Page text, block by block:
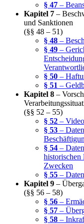
§ 47 –
Kapitel 7 –
und Sanktionen
(§§ 48 – 51)
§ 48 –
§ 49 –
§ 50 –
§ 51 –
Kapitel 8 –
(§§ 52 – 55)
§ 52 –
§ 53 –
§ 54 –
historischen
Zwecken
§ 55 –
Kapitel 9 –
(§§ 56 – 58)
§ 56 –
§ 57 –
§ 58 –